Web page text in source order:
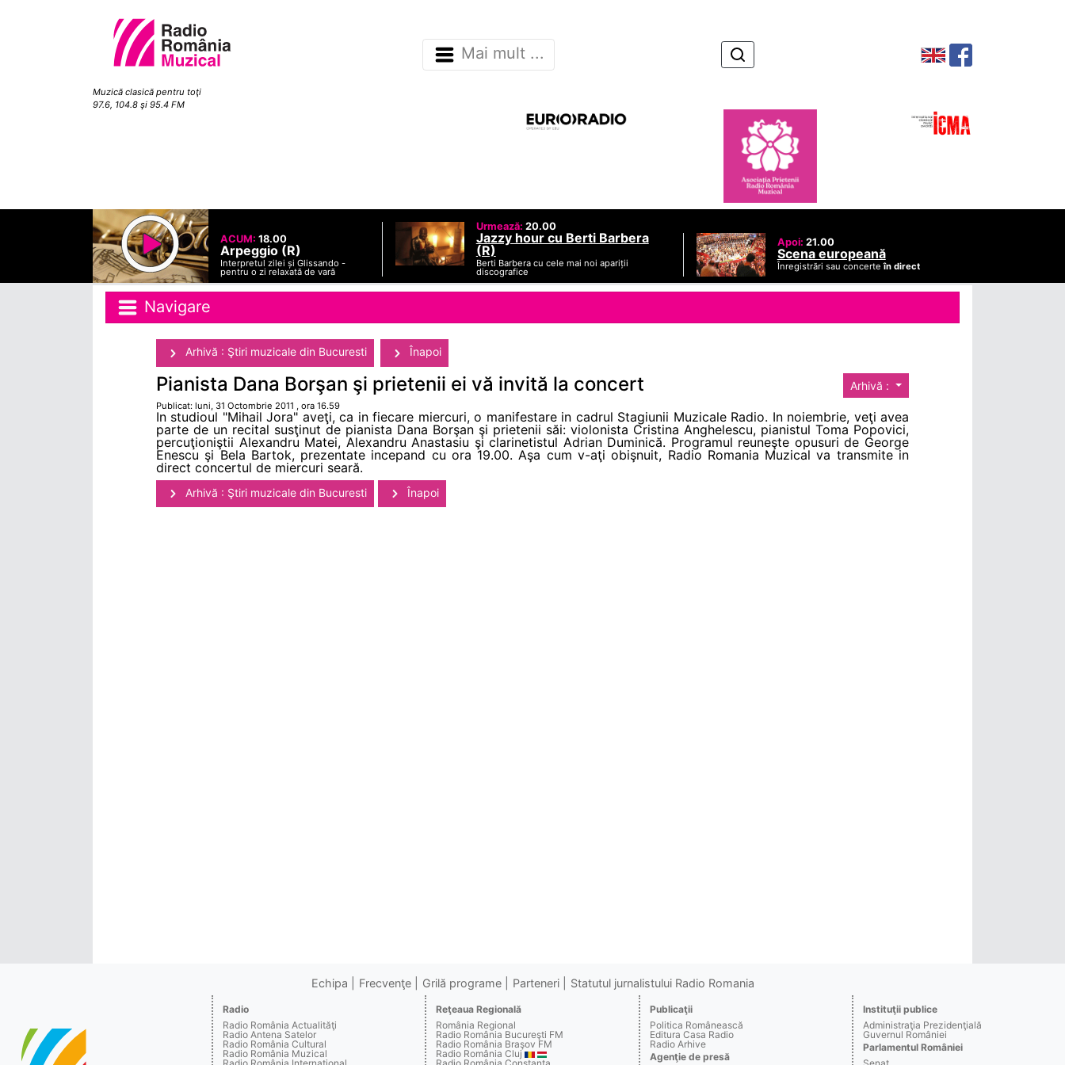
Muzică clasică pentru toţi
97.6, 104.8 şi 95.4 FM
Mai mult ...
ACUM: 18.00
Arpeggio (R)
Interpretul zilei și Glissando -
pentru o zi relaxată de vară
Urmează: 20.00
Jazzy hour cu Berti Barbera
(R)
Berti Barbera cu cele mai noi apariții
discografice
Apoi: 21.00
Scena europeană
Înregistrări sau concerteîn direct
Navigare
Arhivă : Ştiri muzicale din Bucuresti Înapoi
Arhivă :
Pianista Dana Borşan şi prietenii ei vă invită la concert
Publicat: luni, 31 Octombrie 2011 , ora 16.59
In studioul "Mihail Jora" aveţi, ca in fiecare miercuri, o manifestare in cadrul Stagiunii Muzicale Radio. In noiembrie, veţi avea
parte de un recital susţinut de pianista Dana Borşan şi prietenii săi: violonista Cristina Anghelescu, pianistul Toma Popovici,
percuţioniştii Alexandru Matei, Alexandru Anastasiu şi clarinetistul Adrian Duminică. Programul reuneşte opusuri de George
Enescu şi Bela Bartok, prezentate incepand cu ora 19.00. Aşa cum v-aţi obişnuit, Radio Romania Muzical va transmite in
direct concertul de miercuri seară.
Arhivă : Ştiri muzicale din Bucuresti Înapoi
Echipa Frecvenţe Grilă programe Parteneri Statutul jurnalistului Radio Romania
Radio
Radio România Actualităţi
Radio Antena Satelor
Radio România Cultural
Radio România Muzical
Reţeaua Regională
România Regional
Radio România Bucureşti FM
Radio România Braşov FM
Radio România Cluj
Publicaţii
Politica Românească
Editura Casa Radio
Radio Arhive
Agenţie de presă
Instituţii publice
Administraţia Prezidenţială
Guvernul României
Parlamentul României